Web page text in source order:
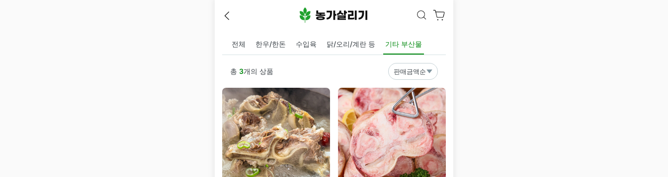
전체 한우/한돈 수입육 닭/오리/계란 등 기타 부산물
총 3개의 상품 판매금액순